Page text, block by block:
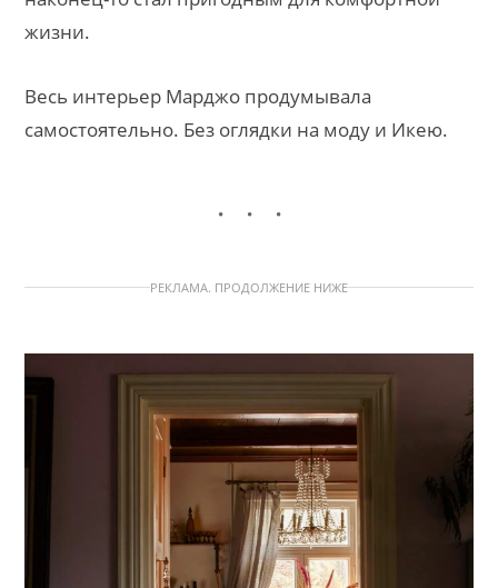
жизни.
Весь интерьер Марджо продумывала
самостоятельно. Без оглядки на моду и Икею.
РЕКЛАМА. ПРОДОЛЖЕНИЕ НИЖЕ